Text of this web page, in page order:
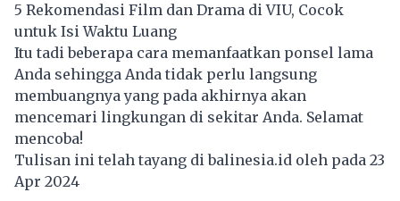
5 Rekomendasi Film dan Drama di VIU, Cocok
untuk Isi Waktu Luang
Itu tadi beberapa cara memanfaatkan ponsel lama
Anda sehingga Anda tidak perlu langsung
membuangnya yang pada akhirnya akan
mencemari lingkungan di sekitar Anda. Selamat
mencoba!
Tulisan ini telah tayang dibalinesia.id oleh pada 23
Apr 2024